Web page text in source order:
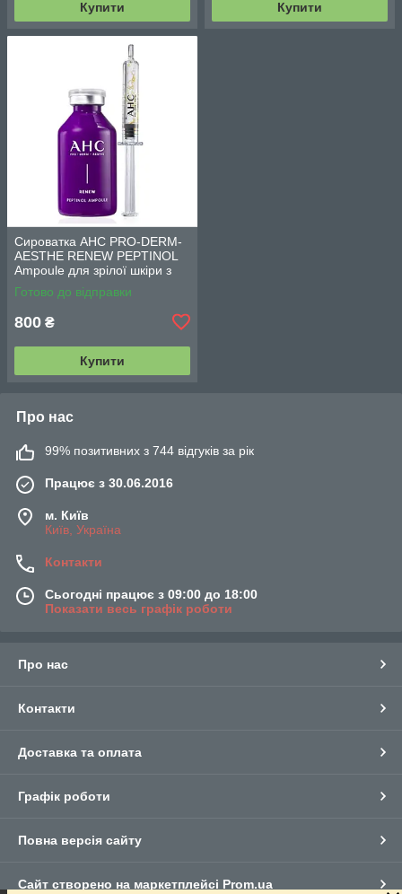
Купити Купити
Сироватка AHC PRO-DERM-
AESTHE RENEW PEPTINOL
Ampoule для зрілої шкіри з
ретинолом (10,1 ppm) 30 мл
Готово до відправки
800 ₴
Купити
Про нас
99% позитивних з 744 відгуків за рік
Працює з 30.06.2016
м. Київ
Київ, Україна
Контакти
Сьогодні працює з 09:00 до 18:00
Показати весь графік роботи
Про нас
Контакти
Доставка та оплата
Графік роботи
Повна версія сайту
Сайт створено на маркетплейсі Prom.ua